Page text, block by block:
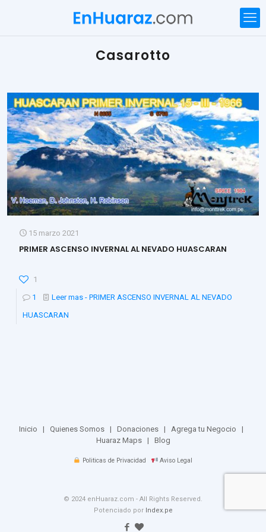
Casarotto
15 marzo 2021
PRIMER ASCENSO INVERNAL AL NEVADO HUASCARAN
1
1
Leer mas - PRIMER ASCENSO INVERNAL AL NEVADO
HUASCARAN
Inicio | Quienes Somos | Donaciones | Agrega tu Negocio |
Huaraz Maps| Blog
Politicas de Privacidad Aviso Legal
© 2024 enHuaraz.com - All Rights Reserved.
Potenciado por Index.pe